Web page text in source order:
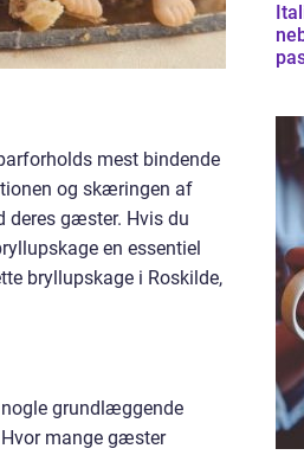
mest bindende
og skæringen af
deres gæster. Hvis du
en essentiel
bryllupskage i Roskilde,
grundlæggende
mange gæster
nebel når